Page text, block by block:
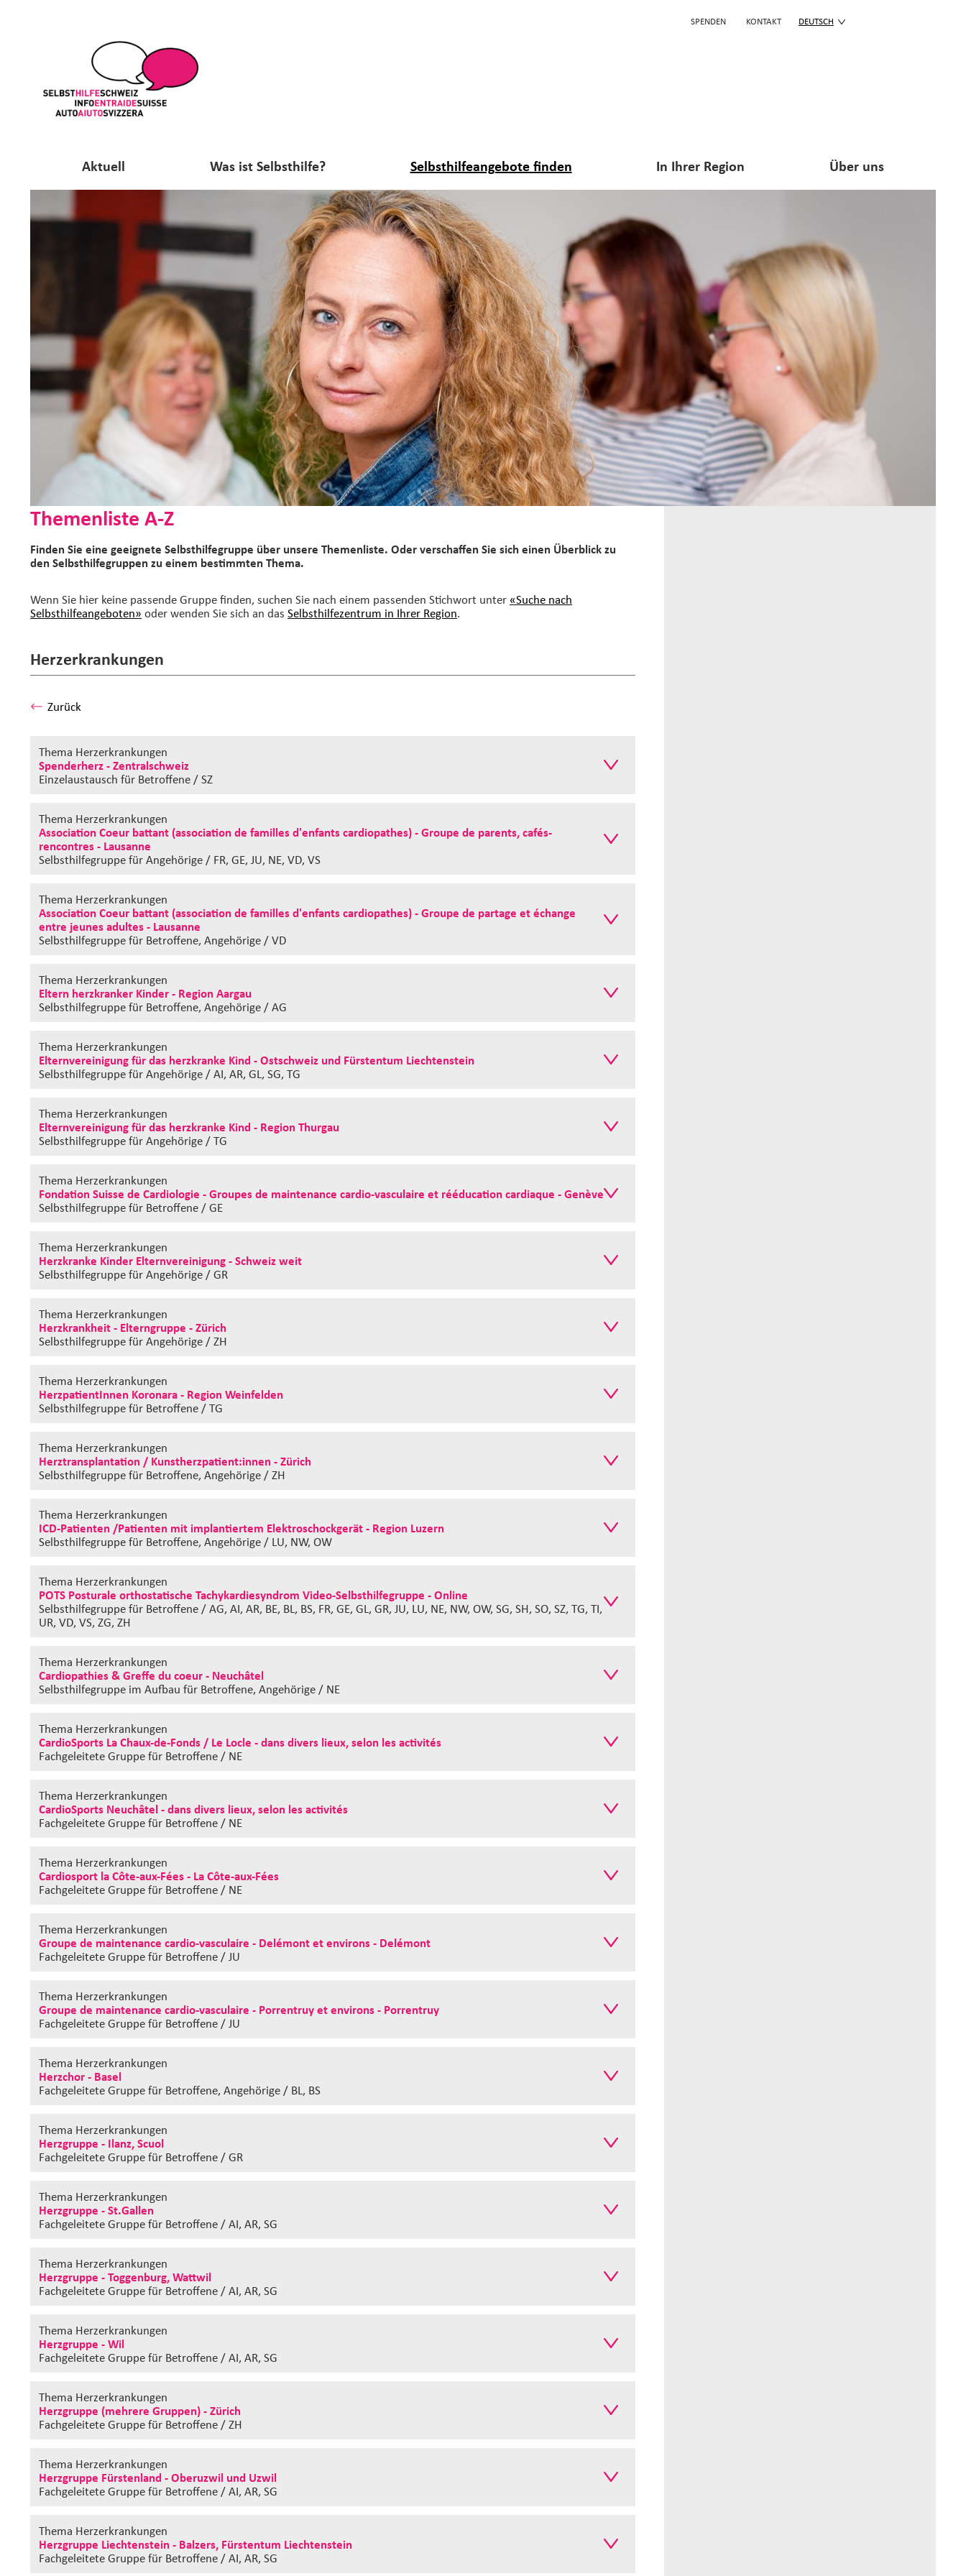
SPENDEN KONTAKT DEUTSCH
Aktuell Was ist Selbsthilfe? Selbsthilfeangebote finden In Ihrer Region Über uns
Themenliste A-Z
Finden Sie eine geeignete Selbsthilfegruppe über unsere Themenliste. Oder verschaffen Sie sich einen Überblick zu
den Selbsthilfegruppen zu einem bestimmten Thema.
Wenn Sie hier keine passende Gruppe finden, suchen Sie nach einem passenden Stichwort unter «Suche nach
Selbsthilfeangeboten» oder wenden Sie sich an das Selbsthilfezentrum in Ihrer Region.
Herzerkrankungen
Zurück
Thema Herzerkrankungen
Spenderherz - Zentralschweiz
Einzelaustausch für Betroffene / SZ
Thema Herzerkrankungen
Association Coeur battant (association de familles d'enfants cardiopathes) - Groupe de parents, cafés-
rencontres - Lausanne
Selbsthilfegruppefür Angehörige / FR, GE, JU, NE, VD, VS
Thema Herzerkrankungen
Association Coeur battant (association de familles d'enfants cardiopathes) - Groupe de partage et échange
entre jeunes adultes - Lausanne
Selbsthilfegruppefür Betroffene, Angehörige / VD
Thema Herzerkrankungen
Eltern herzkranker Kinder - Region Aargau
Selbsthilfegruppefür Betroffene, Angehörige / AG
Thema Herzerkrankungen
Elternvereinigung für das herzkranke Kind - Ostschweiz und Fürstentum Liechtenstein
Selbsthilfegruppefür Angehörige / AI, AR, GL, SG, TG
Thema Herzerkrankungen
Elternvereinigung für das herzkranke Kind - Region Thurgau
Selbsthilfegruppefür Angehörige / TG
Thema Herzerkrankungen
Fondation Suisse de Cardiologie - Groupes de maintenance cardio-vasculaire et rééducation cardiaque - Genève
Selbsthilfegruppefür Betroffene / GE
Thema Herzerkrankungen
Herzkranke Kinder Elternvereinigung - Schweiz weit
Selbsthilfegruppefür Angehörige / GR
Thema Herzerkrankungen
Herzkrankheit - Elterngruppe - Zürich
Selbsthilfegruppefür Angehörige / ZH
Thema Herzerkrankungen
HerzpatientInnen Koronara - Region Weinfelden
Selbsthilfegruppefür Betroffene / TG
Thema Herzerkrankungen
Herztransplantation / Kunstherzpatient:innen - Zürich
Selbsthilfegruppefür Betroffene, Angehörige / ZH
Thema Herzerkrankungen
ICD-Patienten /Patienten mit implantiertem Elektroschockgerät - Region Luzern
Selbsthilfegruppefür Betroffene, Angehörige / LU, NW, OW
Thema Herzerkrankungen
POTS Posturale orthostatische Tachykardiesyndrom Video-Selbsthilfegruppe - Online
Selbsthilfegruppefür Betroffene / AG, AI, AR, BE, BL, BS, FR, GE, GL, GR, JU, LU, NE, NW, OW, SG, SH, SO, SZ, TG, TI,
UR, VD, VS, ZG, ZH
Thema Herzerkrankungen
Cardiopathies & Greffe du coeur - Neuchâtel
Selbsthilfegruppe im Aufbau für Betroffene, Angehörige / NE
Thema Herzerkrankungen
CardioSports La Chaux-de-Fonds / Le Locle - dans divers lieux, selon les activités
Fachgeleitete Gruppefür Betroffene / NE
Thema Herzerkrankungen
CardioSports Neuchâtel - dans divers lieux, selon les activités
Fachgeleitete Gruppefür Betroffene / NE
Thema Herzerkrankungen
Cardiosport la Côte-aux-Fées - La Côte-aux-Fées
Fachgeleitete Gruppefür Betroffene / NE
Thema Herzerkrankungen
Groupe de maintenance cardio-vasculaire - Delémont et environs - Delémont
Fachgeleitete Gruppefür Betroffene / JU
Thema Herzerkrankungen
Groupe de maintenance cardio-vasculaire - Porrentruy et environs - Porrentruy
Fachgeleitete Gruppefür Betroffene / JU
Thema Herzerkrankungen
Herzchor - Basel
Fachgeleitete Gruppefür Betroffene, Angehörige / BL, BS
Thema Herzerkrankungen
Herzgruppe - Ilanz, Scuol
Fachgeleitete Gruppefür Betroffene / GR
Thema Herzerkrankungen
Herzgruppe - St.Gallen
Fachgeleitete Gruppefür Betroffene / AI, AR, SG
Thema Herzerkrankungen
Herzgruppe - Toggenburg, Wattwil
Fachgeleitete Gruppefür Betroffene / AI, AR, SG
Thema Herzerkrankungen
Herzgruppe - Wil
Fachgeleitete Gruppefür Betroffene / AI, AR, SG
Thema Herzerkrankungen
Herzgruppe (mehrere Gruppen) - Zürich
Fachgeleitete Gruppefür Betroffene / ZH
Thema Herzerkrankungen
Herzgruppe Fürstenland - Oberuzwil und Uzwil
Fachgeleitete Gruppefür Betroffene / AI, AR, SG
Thema Herzerkrankungen
Herzgruppe Liechtenstein - Balzers, Fürstentum Liechtenstein
Fachgeleitete Gruppefür Betroffene / AI, AR, SG